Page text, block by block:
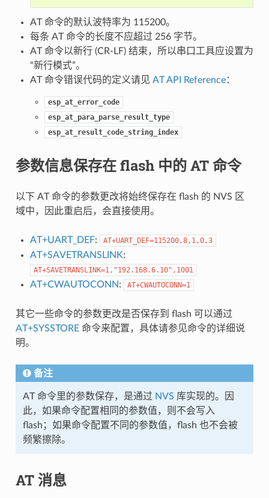
AT 命令的默认波特率为 115200。
每条 AT 命令的长度不应超过 256 字节。
AT 命令以新行 (CR-LF) 结束，所以串口工具应设置为
“新行模式”。
AT 命令错误代码的定义请见 AT API Reference：
esp_at_error_code
esp_at_para_parse_result_type
esp_at_result_code_string_index
参数信息保存在 flash 中的 AT 命令
以下 AT 命令的参数更改将始终保存在 flash 的 NVS 区
域中，因此重启后，会直接使用。
AT+UART_DEF: AT+UART_DEF=115200,8,1,0,3
AT+SAVETRANSLINK:
AT+SAVETRANSLINK=1,"192.168.6.10",1001
AT+CWAUTOCONN: AT+CWAUTOCONN=1
其它一些命令的参数更改是否保存到 flash 可以通过
AT+SYSSTORE命令来配置，具体请参见命令的详细说
明。
备注
AT 命令里的参数保存，是通过 NVS 库实现的。因
此，如果命令配置相同的参数值，则不会写入
flash；如果命令配置不同的参数值，flash 也不会被
频繁擦除。
AT 消息